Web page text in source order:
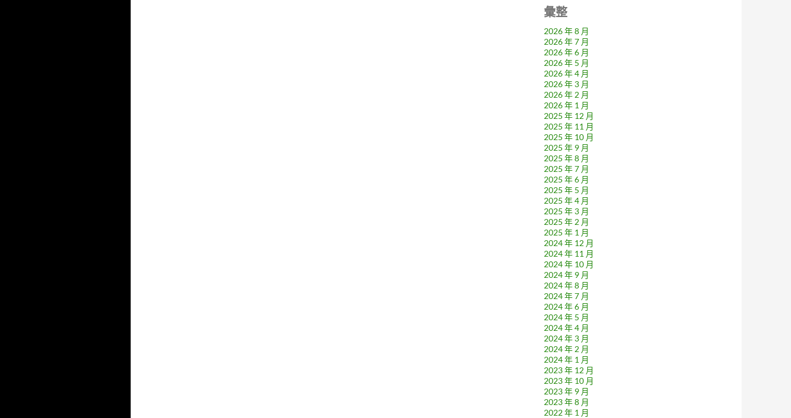
彙整
2026 年 8 月
2026 年 7 月
2026 年 6 月
2026 年 5 月
2026 年 4 月
2026 年 3 月
2026 年 2 月
2026 年 1 月
2025 年 12 月
2025 年 11 月
2025 年 10 月
2025 年 9 月
2025 年 8 月
2025 年 7 月
2025 年 6 月
2025 年 5 月
2025 年 4 月
2025 年 3 月
2025 年 2 月
2025 年 1 月
2024 年 12 月
2024 年 11 月
2024 年 10 月
2024 年 9 月
2024 年 8 月
2024 年 7 月
2024 年 6 月
2024 年 5 月
2024 年 4 月
2024 年 3 月
2024 年 2 月
2024 年 1 月
2023 年 12 月
2023 年 10 月
2023 年 9 月
2023 年 8 月
2022 年 1 月